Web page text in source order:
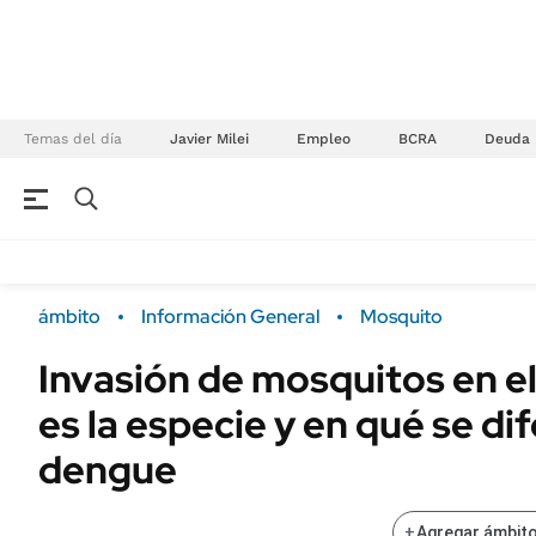
Temas del día Javier Milei Empleo BCRA Deuda
Campo
FINANZAS
Dólar
Real Estate
Sustentabilidad
ENERGY REPORT
ámbito Información General Mosquito
Invasión de mosquitos en
es la especie y en qué se
dengue